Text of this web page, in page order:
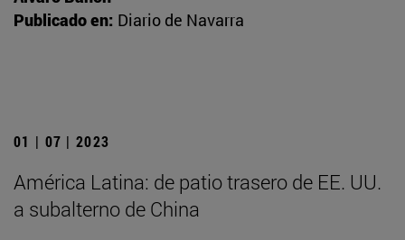
Publicado en: Diario de Navarra
01 | 07 | 2023
América Latina: de patio trasero de EE. UU.
a subalterno de China